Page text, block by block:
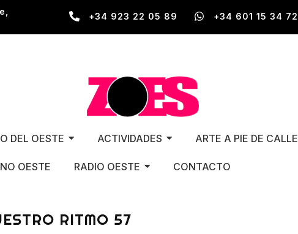
+34 923 22 05 89 +34 601 15 34 72
DEL OESTE ACTIVIDADES ARTE A PIE DE CALLE
OESTE RADIO OESTE CONTACTO
RITMO 57